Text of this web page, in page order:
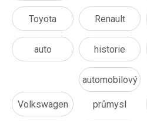
Toyota Renault
auto historie
Volkswagen
automobilový
průmysl